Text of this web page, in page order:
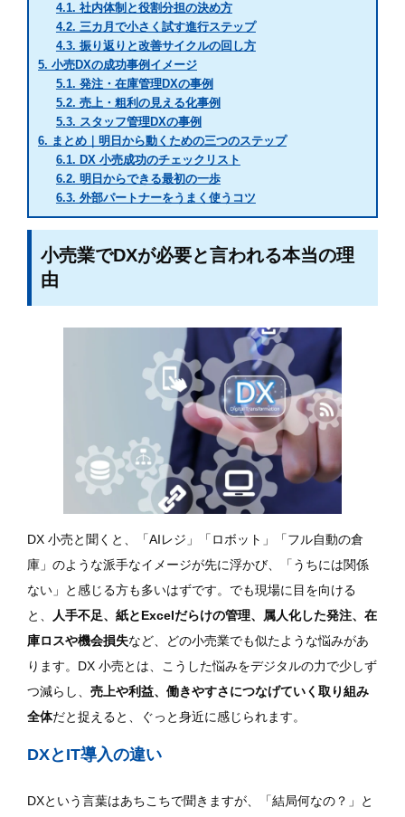
4.1. 社内体制と役割分担の決め方
4.2. 三カ月で小さく試す進行ステップ
4.3. 振り返りと改善サイクルの回し方
5. 小売DXの成功事例イメージ
5.1. 発注・在庫管理DXの事例
5.2. 売上・粗利の見える化事例
5.3. スタッフ管理DXの事例
6. まとめ｜明日から動くための三つのステップ
6.1. DX 小売成功のチェックリスト
6.2. 明日からできる最初の一歩
6.3. 外部パートナーをうまく使うコツ
小売業でDXが必要と言われる本当の理
由
DX 小売と聞くと、「AIレジ」「ロボット」「フル自動の倉
庫」のような派手なイメージが先に浮かび、「うちには関係
ない」と感じる方も多いはずです。でも現場に目を向ける
と、
人手不足、紙とExcelだらけの管理、属人化した発注、在
庫ロスや機会損失など、どの小売業でも似たような悩みがあ
ります。DX 小売とは、こうした悩みをデジタルの力で少しず
つ減らし、 売上や利益、働きやすさにつなげていく取り組み
全体だと捉えると、ぐっと身近に感じられます。
DXとIT導入の違い
DXという言葉はあちこちで聞きますが、「結局何なの？」と